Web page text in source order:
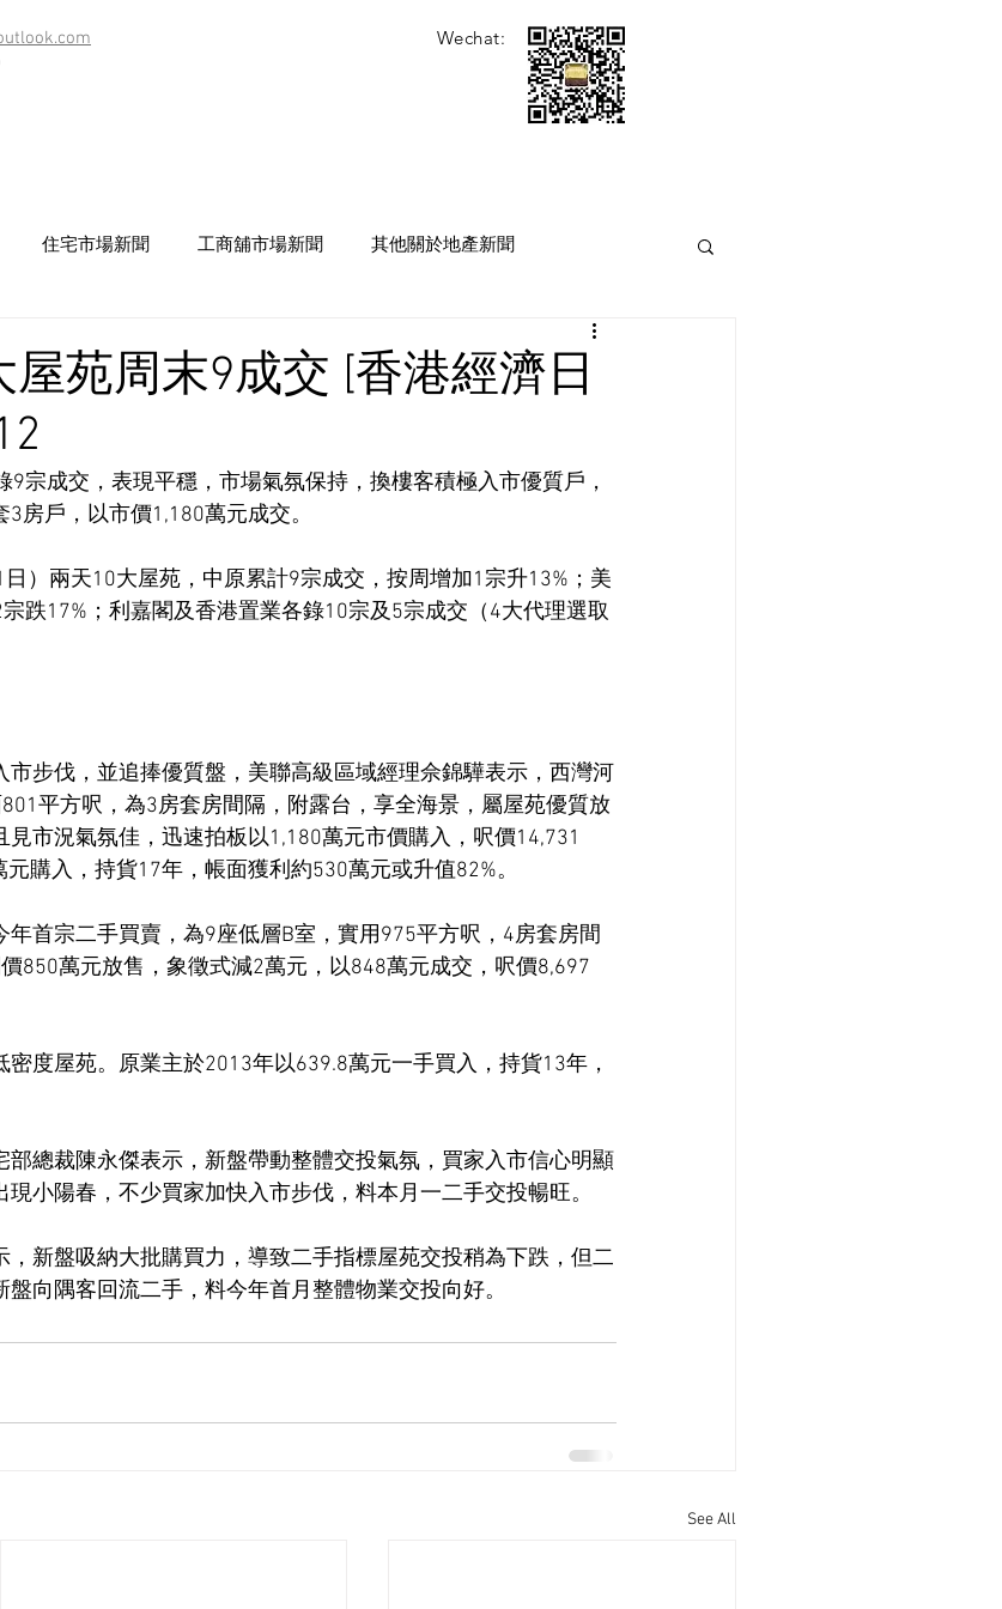
Wechat:
住宅市場新聞 工商舖市場新聞 其他關於地產新聞
苑周末9成交 [香港經濟日
宗成交，表現平穩，市場氣氛保持，換樓客積極入市優質戶，
房戶，以市價1,180萬元成交。
）兩天10大屋苑，中原累計9宗成交，按周增加1宗升13%；美
跌17%；利嘉閣及香港置業各錄10宗及5宗成交（4大代理選取
步伐，並追捧優質盤，美聯高級區域經理佘錦驊表示，西灣河
平方呎，為3房套房間隔，附露台，享全海景，屬屋苑優質放
市況氣氛佳，迅速拍板以1,180萬元市價購入，呎價14,731
購入，持貨17年，帳面獲利約530萬元或升值82%。
首宗二手買賣，為9座低層B室，實用975平方呎，4房套房間
850萬元放售，象徵式減2萬元，以848萬元成交，呎價8,697
度屋苑。原業主於2013年以639.8萬元一手買入，持貨13年，
部總裁陳永傑表示，新盤帶動整體交投氣氛，買家入市信心明顯
小陽春，不少買家加快入市步伐，料本月一二手交投暢旺。
，新盤吸納大批購買力，導致二手指標屋苑交投稍為下跌，但二
向隅客回流二手，料今年首月整體物業交投向好。
See All